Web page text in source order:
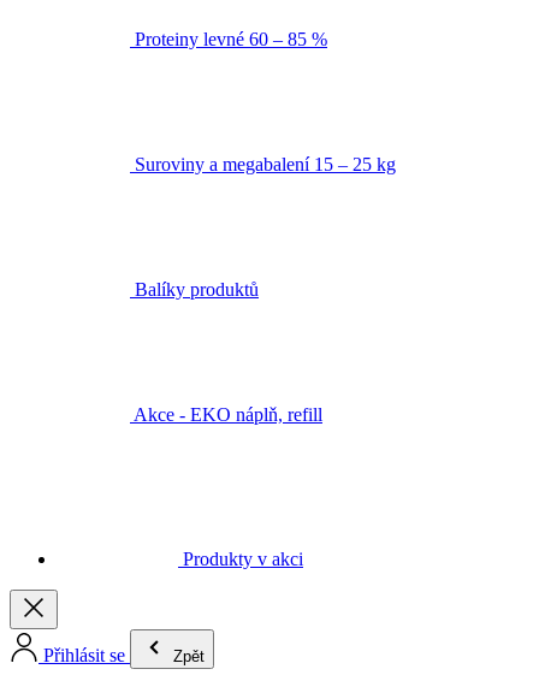
Proteiny levné 60 – 85 %
Suroviny a megabalení 15 – 25 kg
Balíky produktů
Akce - EKO náplň, refill
Produkty v akci
Přihlásit se Zpět